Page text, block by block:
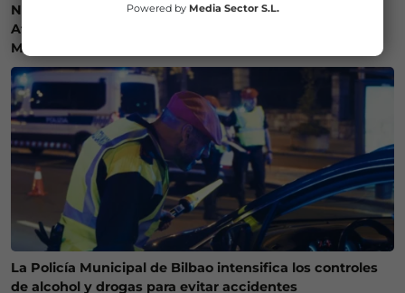
Ni camisetas ni bufandas: prohibidos los símbolos del
Athletic Club en el amistoso ante el Olympique de
Marsella
La Policía Municipal de Bilbao intensifica los controles
de alcohol y drogas para evitar accidentes
Powered by Media Sector S.L.